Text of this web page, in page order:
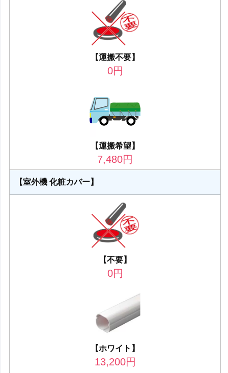
【運搬不要】
0円
【運搬希望】
7,480円
【室外機 化粧カバー】
【不要】
0円
【ホワイト】
13,200円